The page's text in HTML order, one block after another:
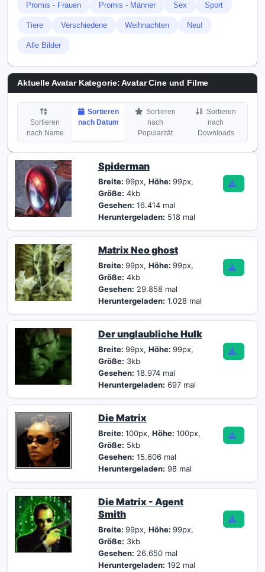
Promis - Frauen Promis - Männer Sex Sport
Tiere Verschiedene Weihnachten Neu!
Alle Bilder
Aktuelle Avatar Kategorie: Avatar Cine und Filme
Sortieren
nach Name
Sortieren
nach Datum
Sortieren
nach
Popularität
Sortieren
nach
Downloads
Spiderman
Breite: 99px, Höhe: 99px,
Größe: 4kb
Gesehen: 16.414 mal
Heruntergeladen: 518 mal
Matrix Neo ghost
Breite: 99px, Höhe: 99px,
Größe: 4kb
Gesehen: 29.858 mal
Heruntergeladen: 1.028 mal
Der unglaubliche Hulk
Breite: 99px, Höhe: 99px,
Größe: 3kb
Gesehen: 18.974 mal
Heruntergeladen: 697 mal
Die Matrix
Breite: 100px, Höhe: 100px,
Größe: 5kb
Gesehen: 15.606 mal
Heruntergeladen: 98 mal
Die Matrix - Agent
Smith
Breite: 99px, Höhe: 99px,
Größe: 3kb
Gesehen: 26.650 mal
Heruntergeladen: 192 mal